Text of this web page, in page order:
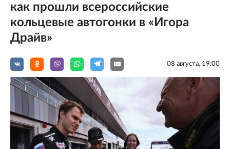
как прошли всероссийские
кольцевые автогонки в «Игора
Драйв»
08 августа, 19:00